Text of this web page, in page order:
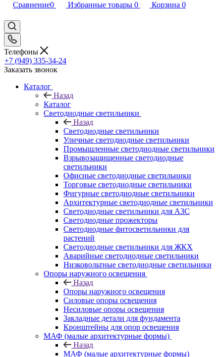
Сравнение0 Избранные товары 0 Корзина 0
Телефоны
+7 (949) 335-34-24
Заказать звонок
Каталог
Назад
Каталог
Светодиодные светильники
Назад
Светодиодные светильники
Уличные светодиодные светильники
Промышленные светодиодные светильники
Взрывозащищенные светодиодные
светильники
Офисные светодиодные светильники
Торговые светодиодные светильники
Фигурные светодиодные светильники
Архитектурные светодиодные светильники
Светодиодные светильники для АЗС
Светодиодные прожекторы
Светодиодные фитосветильники для
растений
Светодиодные светильники для ЖКХ
Аварийные светодиодные светильники
Низковольтные светодиодные светильники
Опоры наружного освещения
Назад
Опоры наружного освещения
Силовые опоры освещения
Несиловые опоры освещения
Закладные детали для фундамента
Кронштейны для опор освещения
МАФ (малые архитектурные формы)
Назад
МАФ (малые архитектурные формы)